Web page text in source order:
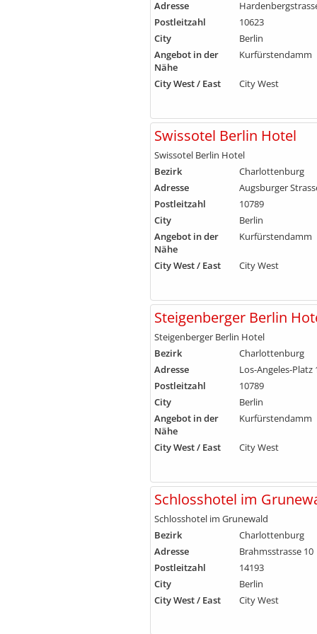
Adresse
Postleitzahl
10623
City
Berlin
Angebot in der
Nähe
Kurfürstendamm
City West / East City West
Swissotel Berlin Hotel
Swissotel Berlin Hotel
Bezirk
Charlottenburg
Adresse
Augsburger
Postleitzahl
10789
City
Berlin
Angebot in der
Nähe
Kurfürstendamm
City West / East City West
Steigenberger Berlin
Steigenberger Berlin Hotel
Bezirk
Charlottenburg
Adresse
Los-Angeles-Platz
Postleitzahl
10789
City
Berlin
Angebot in der
Nähe
Kurfürstendamm
City West / East City West
Schlosshotel im
Schlosshotel im Grunewald
Bezirk
Charlottenburg
Adresse
Brahmsstrasse 10
Postleitzahl
14193
City
Berlin
City West / East
City West